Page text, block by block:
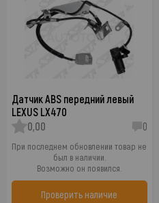
Датчик ABS передний левый
LEXUS LX470
0,00
0
При последнем обновлении товар не
был в наличии.
Возможно он появился.
Проверить наличие